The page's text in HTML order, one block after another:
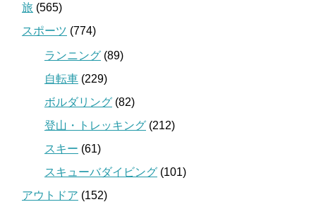
旅 (565)
スポーツ (774)
ランニング (89)
自転車 (229)
ボルダリング (82)
登山・トレッキング (212)
スキー (61)
スキューバダイビング (101)
アウトドア (152)